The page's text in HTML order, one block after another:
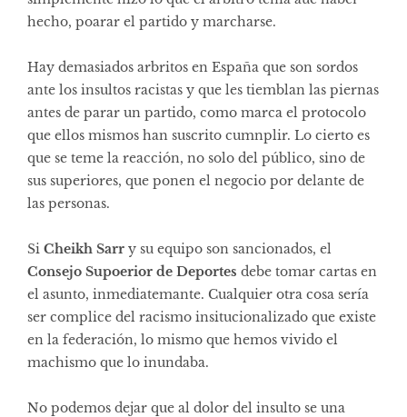
hecho, poarar el partido y marcharse.
Hay demasiados arbritos en España que son sordos
ante los insultos racistas y que les tiemblan las piernas
antes de parar un partido, como marca el protocolo
que ellos mismos han suscrito cumnplir. Lo cierto es
que se teme la reacción, no solo del público, sino de
sus superiores, que ponen el negocio por delante de
las personas.
Si Cheikh Sarr y su equipo son sancionados, el
Consejo Supoerior de Deportes debe tomar cartas en
el asunto, inmediatemante. Cualquier otra cosa sería
ser complice del racismo insitucionalizado que existe
en la federación, lo mismo que hemos vivido el
machismo que lo inundaba.
No podemos dejar que al dolor del insulto se una